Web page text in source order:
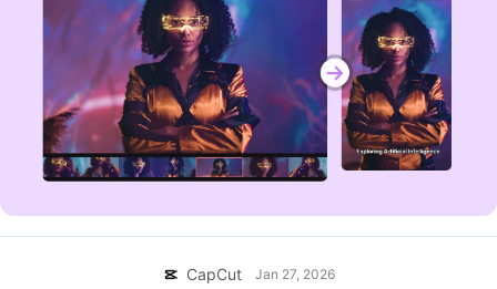
Szöveg és hang
Automatikus feliratok
Feliratsablonok
Marketing
Életmód és vlogok
Egyedi tervezés
Több
Iparági sablonok
Összefoglaló sablonok
Bizalomközpont
Súgóközpont
Hírek
A CapCut Szolgáltatási feltételeiről
Dreamina Seedance 2.0 Launch
CapCut Jan 27, 2026